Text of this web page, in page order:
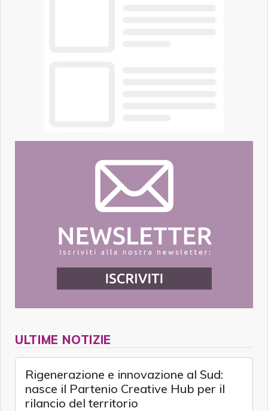
ULTIME NOTIZIE
Rigenerazione e innovazione al Sud:
nasce il Partenio Creative Hub per il
rilancio del territorio